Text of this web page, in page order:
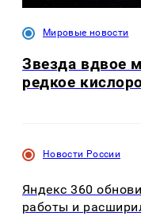
Мировые новости
Звезда вдвое
редкое
Новости России
Яндекс 360
работы и